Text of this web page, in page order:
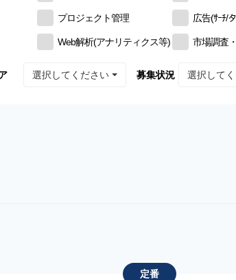
プロジェクト管理 広告(ｻｰﾁ/
Web解析(アナリティクス等) 市場調査
選択してください 募集状況 選択して
定番